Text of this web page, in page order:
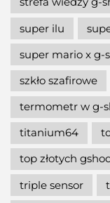
super ilu
super mario x g-
szkło szafirowe
termometr w g-
titanium64
top złotych
triple sensor